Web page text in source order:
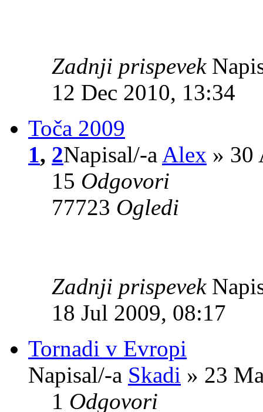
Zadnji prispevek
12 Dec 2010, 13:34
Toča 2009
1, 2Napisal/-a Alex » 30
15 Odgovori
77723 Ogledi
Zadnji prispevek
18 Jul 2009, 08:17
Tornadi v Evropi
Napisal/-a Skadi » 23
1 Odgovori